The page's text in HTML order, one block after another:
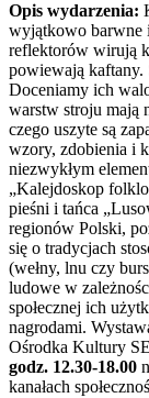
Opis wydarzenia:
wyjątkowo barwne
reflektorów wirują
powiewają kaftany.
Doceniamy ich
warstw stroju mają
czego uszyte są
wzory, zdobienia i
niezwykłym
„Kalejdoskop
pieśni i tańca
regionów Polski,
się o tradycjach
(wełny, lnu czy
ludowe w
społecznej ich
nagrodami.
Ośrodka Kultury
godz. 12.30-18.00
kanałach